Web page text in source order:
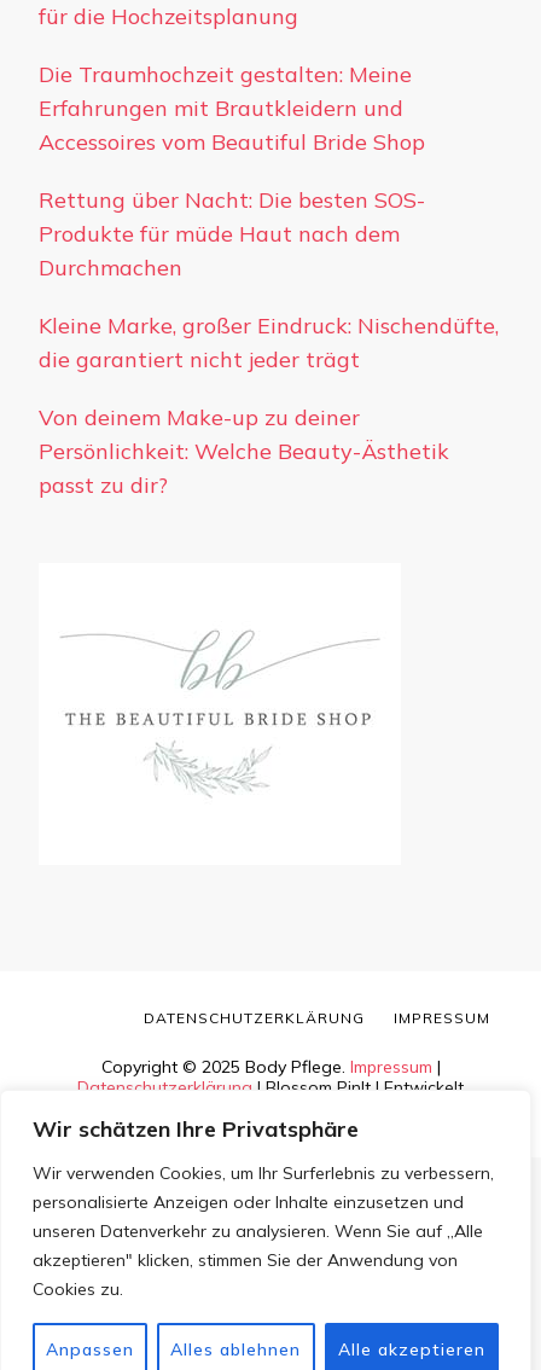
Wir schätzen Ihre Privatsphäre
Wir verwenden Cookies, um Ihr Surferlebnis zu verbessern,
personalisierte Anzeigen oder Inhalte einzusetzen und
unseren Datenverkehr zu analysieren. Wenn Sie auf „Alle
akzeptieren" klicken, stimmen Sie der Anwendung von
Cookies zu.
Anpassen Alles ablehnen Alle akzeptieren
für die Hochzeitsplanung
Die Traumhochzeit gestalten: Meine
Erfahrungen mit Brautkleidern und
Accessoires vom Beautiful Bride Shop
Rettung über Nacht: Die besten SOS-
Produkte für müde Haut nach dem
Durchmachen
Kleine Marke, großer Eindruck: Nischendüfte,
die garantiert nicht jeder trägt
Von deinem Make-up zu deiner
Persönlichkeit: Welche Beauty-Ästhetik
passt zu dir?
Copyright © 2025 Body Pflege. Impressum |
Datenschutzerklärung | Blossom PinIt | Entwickelt
DATENSCHUTZERKLÄRUNG IMPRESSUM